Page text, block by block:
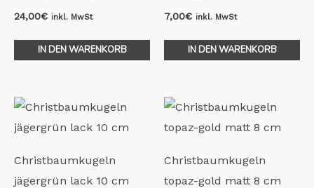
24,00€ inkl. MwSt
IN DEN WARENKORB
7,00€ inkl. MwSt
IN DEN WARENKORB
Christbaumkugeln
jägergrün lack 10 cm
Christbaumkugeln
topaz-gold matt 8 cm